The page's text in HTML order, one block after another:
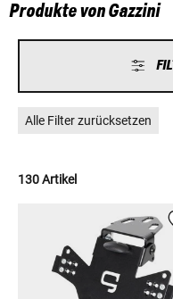
Produkte von Gazzini
Alle Filter zurücksetzen
130 Artikel